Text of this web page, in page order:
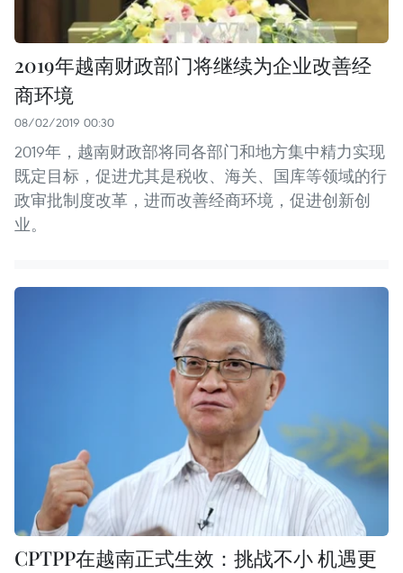
2019年越南财政部门将继续为企业改善经
商环境
08/02/2019 00:30
2019年，越南财政部将同各部门和地方集中精力实现
既定目标，促进尤其是税收、海关、国库等领域的行
政审批制度改革，进而改善经商环境，促进创新创
业。
CPTPP在越南正式生效：挑战不小 机遇更